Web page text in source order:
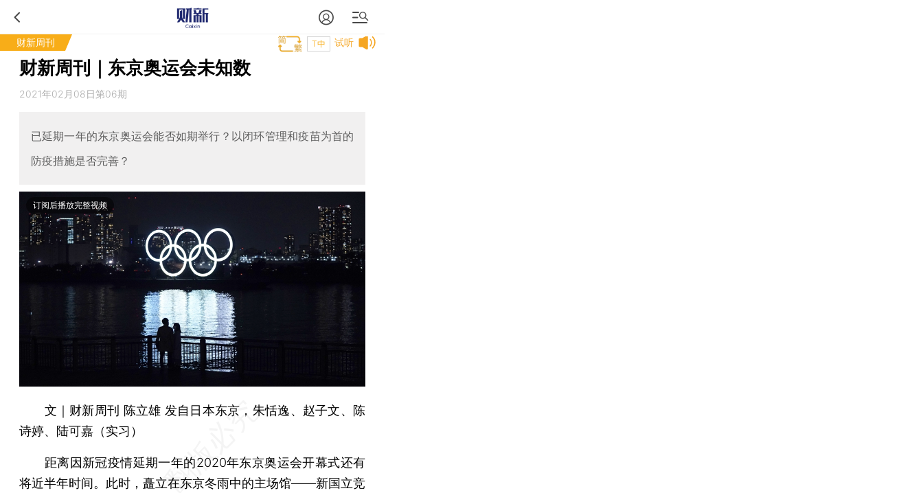
财新周刊 试听
T中
财新周刊｜东京奥运会未知数
2021年02月08日第06期
已延期一年的东京奥运会能否如期举行？以闭环管理和疫苗为首的
防疫措施是否完善？
订阅后播放完整视频
文｜财新周刊 陈立雄 发自日本东京，朱恬逸、赵子文、陈
诗婷、陆可嘉（实习）
距离因新冠疫情延期一年的2020年东京奥运会开幕式还有
将近半年时间。此时，矗立在东京冬雨中的主场馆——新国立竞